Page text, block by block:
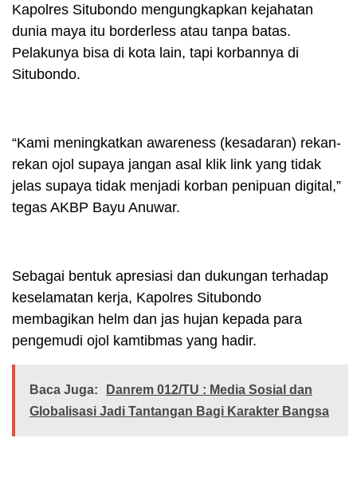
Kapolres Situbondo mengungkapkan kejahatan
dunia maya itu borderless atau tanpa batas.
Pelakunya bisa di kota lain, tapi korbannya di
Situbondo.
“Kami meningkatkan awareness (kesadaran) rekan-
rekan ojol supaya jangan asal klik link yang tidak
jelas supaya tidak menjadi korban penipuan digital,”
tegas AKBP Bayu Anuwar.
Sebagai bentuk apresiasi dan dukungan terhadap
keselamatan kerja, Kapolres Situbondo
membagikan helm dan jas hujan kepada para
pengemudi ojol kamtibmas yang hadir.
Baca Juga:
Danrem 012/TU : Media Sosial dan
Globalisasi Jadi Tantangan Bagi Karakter Bangsa